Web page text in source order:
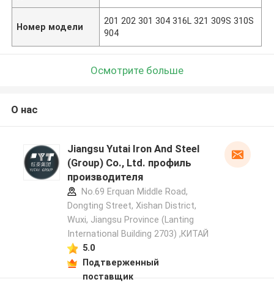
Номер модели
201 202 301 304 316L 321 309S 310S
904
Осмотрите больше
О нас
Jiangsu Yutai Iron And Steel
(Group) Co., Ltd. профиль
производителя
No.69 Erquan Middle Road,
Dongting Street, Xishan District,
Wuxi, Jiangsu Province (Lanting
International Building 2703) ,КИТАЙ
5.0
Подтверженный
поставщик